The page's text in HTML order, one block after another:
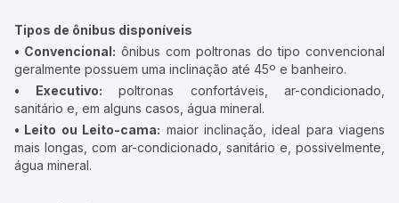
Tipos de ônibus disponíveis
• Convencional: ônibus com poltronas do tipo convencional
geralmente possuem uma inclinação até 45º e banheiro.
• Executivo: poltronas confortáveis, ar-condicionado,
sanitário e, em alguns casos, água mineral.
• Leito ou Leito-cama: maior inclinação, ideal para viagens
mais longas, com ar-condicionado, sanitário e, possivelmente,
água mineral.